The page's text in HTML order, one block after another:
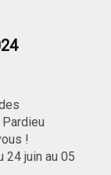
!
24 juin au 05